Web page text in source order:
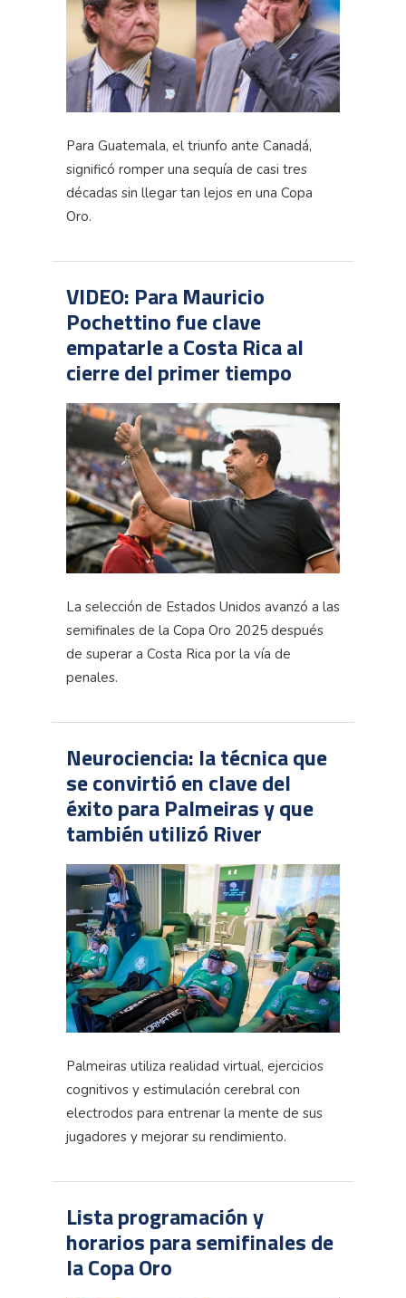
Para Guatemala, el triunfo ante Canadá,
significó romper una sequía de casi tres
décadas sin llegar tan lejos en una Copa
Oro.
VIDEO: Para Mauricio
Pochettino fue clave
empatarle a Costa Rica al
cierre del primer tiempo
La selección de Estados Unidos avanzó a las
semifinales de la Copa Oro 2025 después
de superar a Costa Rica por la vía de
penales.
Neurociencia: la técnica que
se convirtió en clave del
éxito para Palmeiras y que
también utilizó River
Palmeiras utiliza realidad virtual, ejercicios
cognitivos y estimulación cerebral con
electrodos para entrenar la mente de sus
jugadores y mejorar su rendimiento.
Lista programación y
horarios para semifinales de
la Copa Oro